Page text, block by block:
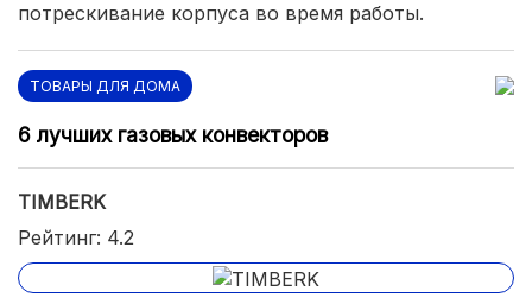
потрескивание корпуса во время работы.
ТОВАРЫ ДЛЯ ДОМА
6 лучших газовых конвекторов
TIMBERK
Рейтинг: 4.2